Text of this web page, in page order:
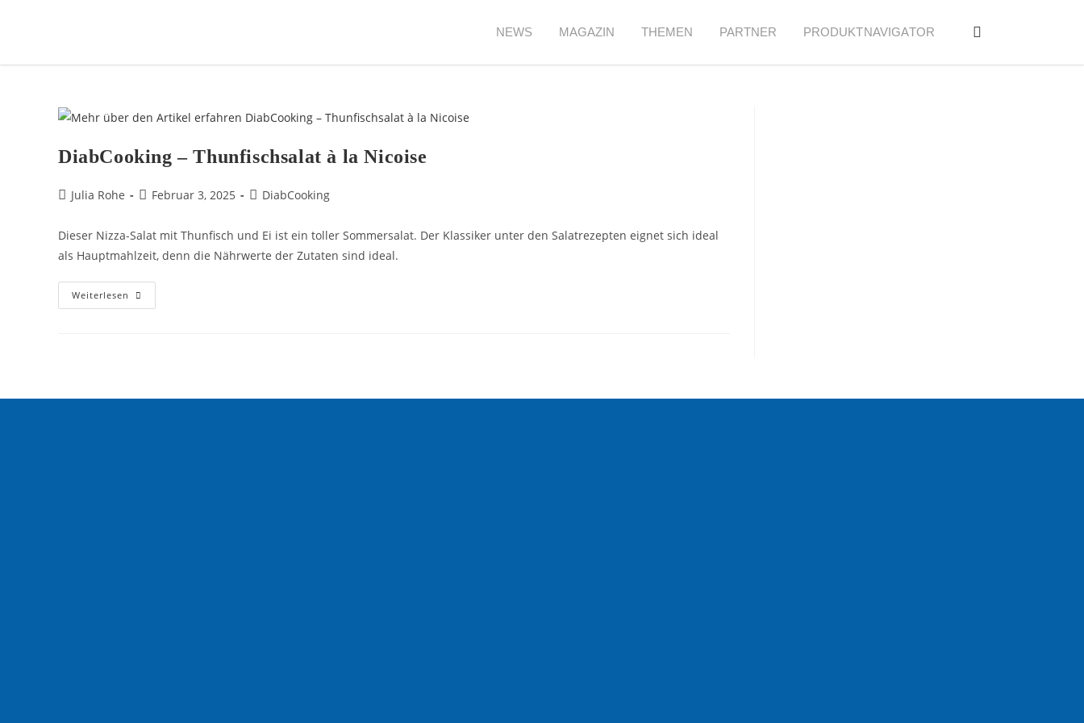
NEWS MAGAZIN THEMEN PARTNER PRODUKTNAVIGATOR
DiabCooking – Thunfischsalat à la Nicoise
Julia Rohe Februar 3, 2025 DiabCooking
Dieser Nizza-Salat mit Thunfisch und Ei ist ein toller Sommersalat. Der Klassiker unter den Salatrezepten eignet sich ideal
als Hauptmahlzeit, denn die Nährwerte der Zutaten sind ideal.
Weiterlesen